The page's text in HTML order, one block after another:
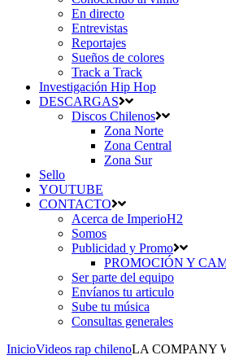
En directo
Entrevistas
Reportajes
Sueños de colores
Track a Track
Investigación Hip Hop
DESCARGAS
Discos Chilenos
Zona Norte
Zona Central
Zona Sur
Sello
YOUTUBE
CONTACTO
Acerca de ImperioH2
Somos
Publicidad y Promo
PROMOCIÓN Y
Ser parte del equipo
Envíanos tu articulo
Sube tu música
Consultas generales
InicioVideos rap chilenoLA COMPANY